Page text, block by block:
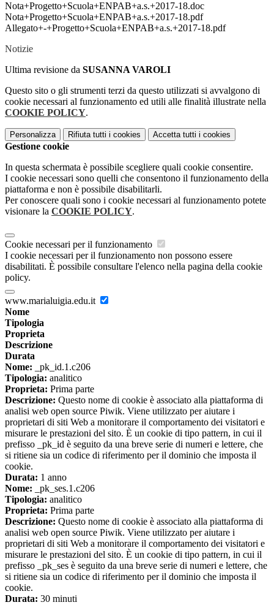
Nota+Progetto+Scuola+ENPAB+a.s.+2017-18.doc
Nota+Progetto+Scuola+ENPAB+a.s.+2017-18.pdf
Allegato+-+Progetto+Scuola+ENPAB+a.s.+2017-18.pdf
Notizie
Ultima revisione da SUSANNA VAROLI
Questo sito o gli strumenti terzi da questo utilizzati si avvalgono di
cookie necessari al funzionamento ed utili alle finalità illustrate nella
COOKIE POLICY.
Personalizza Rifiuta tutti i cookies Accetta tutti i cookies
Gestione cookie
In questa schermata è possibile scegliere quali cookie consentire.
I cookie necessari sono quelli che consentono il funzionamento della
piattaforma e non è possibile disabilitarli.
Per conoscere quali sono i cookie necessari al funzionamento potete
visionare la COOKIE POLICY.
Cookie necessari per il funzionamento
I cookie necessari per il funzionamento non possono essere
disabilitati. È possibile consultare l'elenco nella pagina della cookie
policy.
www.marialuigia.edu.it
Nome
Tipologia
Proprieta
Descrizione
Durata
Nome: _pk_id.1.c206
Tipologia: analitico
Proprieta: Prima parte
Descrizione: Questo nome di cookie è associato alla piattaforma di
analisi web open source Piwik. Viene utilizzato per aiutare i
proprietari di siti Web a monitorare il comportamento dei visitatori e
misurare le prestazioni del sito. È un cookie di tipo pattern, in cui il
prefisso _pk_id è seguito da una breve serie di numeri e lettere, che
si ritiene sia un codice di riferimento per il dominio che imposta il
cookie.
Durata: 1 anno
Nome: _pk_ses.1.c206
Tipologia: analitico
Proprieta: Prima parte
Descrizione: Questo nome di cookie è associato alla piattaforma di
analisi web open source Piwik. Viene utilizzato per aiutare i
proprietari di siti Web a monitorare il comportamento dei visitatori e
misurare le prestazioni del sito. È un cookie di tipo pattern, in cui il
prefisso _pk_ses è seguito da una breve serie di numeri e lettere, che
si ritiene sia un codice di riferimento per il dominio che imposta il
cookie.
Durata: 30 minuti